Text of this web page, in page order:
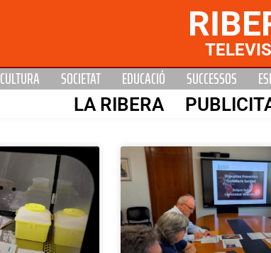
CULTURA SOCIETAT EDUCACIÓ SUCCESSOS
LA RIBERA